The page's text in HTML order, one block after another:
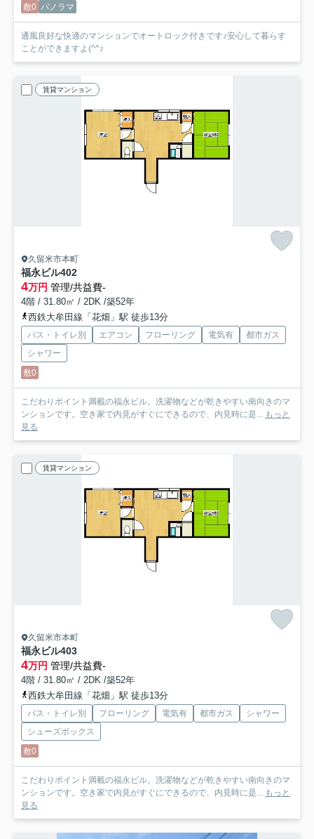
敷0 パノラマ
通風良好な快適のマンションでオートロック付きです♪安心して暮らす
ことができますよ(^^♪
賃貸マンション
久留米市本町
福永ビル402
4万円 管理/共益費-
4階 / 31.80㎡ / 2DK /築52年
西鉄大牟田線「花畑」駅 徒歩13分
バス・トイレ別 エアコン フローリング 電気有
都市ガス
シャワー
敷0
こだわりポイント満載の福永ビル。洗濯物などが乾きやすい南向きのマ
ンションです。空き家で内見がすぐにできるので、内見時に是... もっと
見る
賃貸マンション
久留米市本町
福永ビル403
4万円 管理/共益費-
4階 / 31.80㎡ / 2DK /築52年
西鉄大牟田線「花畑」駅 徒歩13分
バス・トイレ別 フローリング 電気有 都市ガス
シャワー
シューズボックス
敷0
こだわりポイント満載の福永ビル。洗濯物などが乾きやすい南向きのマ
ンションです。空き家で内見がすぐにできるので、内見時に是... もっと
見る